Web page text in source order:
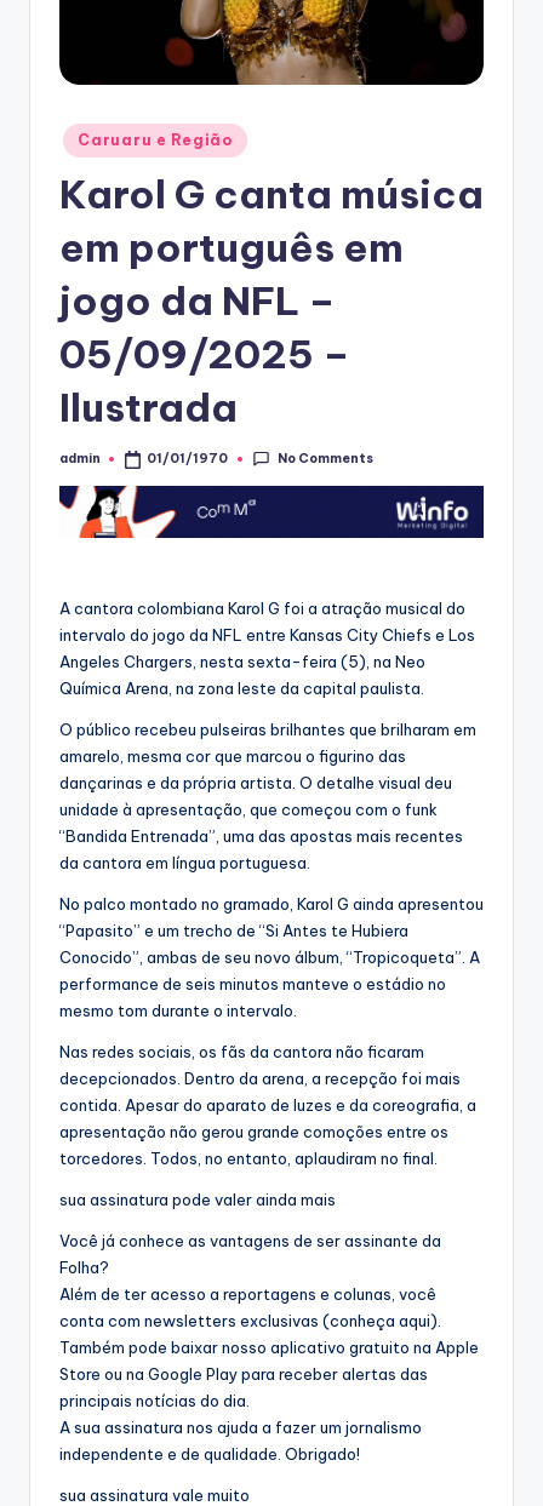
Posted
in
Caruaru e Região
Karol G canta música
em português em
jogo da NFL –
05/09/2025 –
Ilustrada
Posted
admin 01/01/1970 No Comments
A cantora colombiana Karol G foi a atração musical do
intervalo do jogo da NFL entre Kansas City Chiefs e Los
Angeles Chargers, nesta sexta-feira (5), na Neo
Química Arena, na zona leste da capital paulista.
O público recebeu pulseiras brilhantes que brilharam em
amarelo, mesma cor que marcou o figurino das
dançarinas e da própria artista. O detalhe visual deu
unidade à apresentação, que começou com o funk
“Bandida Entrenada”, uma das apostas mais recentes
da cantora em língua portuguesa.
No palco montado no gramado, Karol G ainda apresentou
“Papasito” e um trecho de “Si Antes te Hubiera
Conocido”, ambas de seu novo álbum, “Tropicoqueta”. A
performance de seis minutos manteve o estádio no
mesmo tom durante o intervalo.
Nas redes sociais, os fãs da cantora não ficaram
decepcionados. Dentro da arena, a recepção foi mais
contida. Apesar do aparato de luzes e da coreografia, a
apresentação não gerou grande comoções entre os
torcedores. Todos, no entanto, aplaudiram no final.
sua assinatura pode valer ainda mais
Você já conhece as vantagens de ser assinante da
Folha?
Além de ter acesso a reportagens e colunas, você
conta com newsletters exclusivas (conheça aqui).
Também pode baixar nosso aplicativo gratuito na Apple
Store ou na Google Play para receber alertas das
principais notícias do dia.
A sua assinatura nos ajuda a fazer um jornalismo
independente e de qualidade. Obrigado!
sua assinatura vale muito